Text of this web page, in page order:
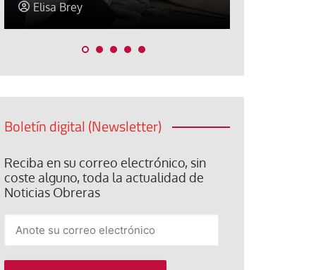
Jose Luis Palacios
Boletín digital (Newsletter)
Reciba en su correo electrónico, sin
coste alguno, toda la actualidad de
Noticias Obreras
su
correo
electrónico